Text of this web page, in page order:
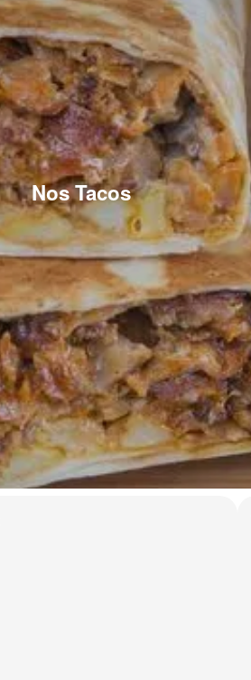
Nos Tacos